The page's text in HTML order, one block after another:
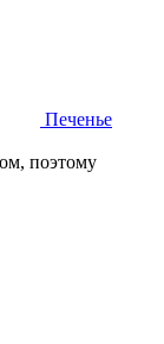
Печенье
поэтому